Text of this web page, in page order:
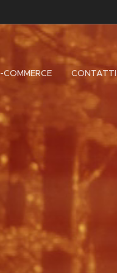
COMMERCE CONTATTI